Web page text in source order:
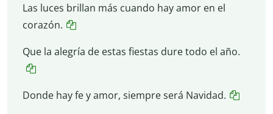
Las luces brillan más cuando hay amor en el
corazón.
Que la alegría de estas fiestas dure todo el año.
Donde hay fe y amor, siempre será Navidad.